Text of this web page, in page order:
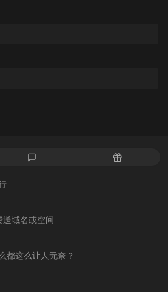
随
送域名或空间
都这么让人无奈？